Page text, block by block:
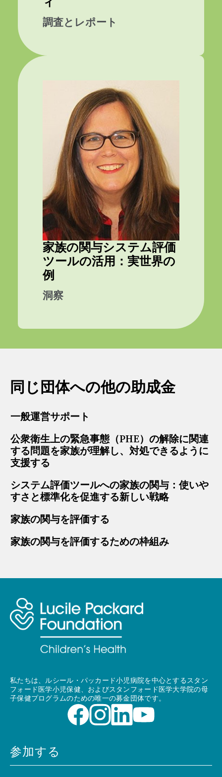
調査とレポート
家族の関与システム評価
ツールの活用：実世界の
例
洞察
同じ団体への他の助成金
一般運営サポート
公衆衛生上の緊急事態（PHE）の解除に関連
する問題を家族が理解し、対処できるように
支援する
システム評価ツールへの家族の関与：使いや
すさと標準化を促進する新しい戦略
家族の関与を評価する
家族の関与を評価するための枠組み
私たちは、ルシール・パッカード小児病院を中心とするスタン
フォード医学小児保健、およびスタンフォード医学大学院の母
子保健プログラムのための唯一の募金団体です。
参加する